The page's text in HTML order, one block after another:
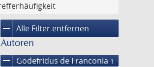
remove Alle Filter entfernen
Autoren
remove Godefridus de Franconia 1